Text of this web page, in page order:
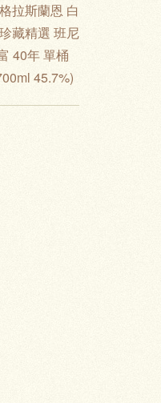
拉斯蘭恩 白
藏精選 班尼
40年 單桶
45.7%)